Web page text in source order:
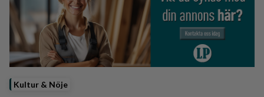
Kultur & Nöje